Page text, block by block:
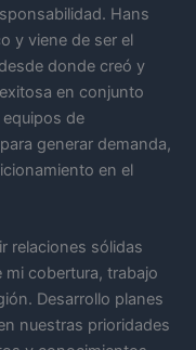
Hans
y viene de ser el
donde creó y
en conjunto
de
generar demanda,
en el
relaciones sólidas
cobertura, trabajo
Desarrollo planes
nuestras prioridades